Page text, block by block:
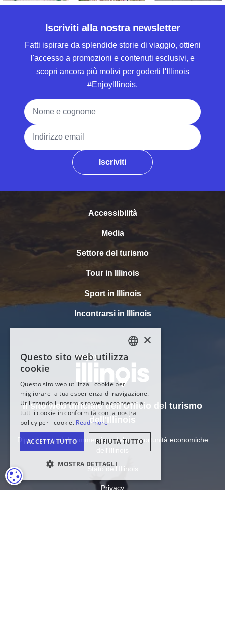
Iscriviti alla nostra newsletter
Fatti ispirare da splendide storie di viaggio, ottieni
l'accesso a promozioni e contenuti esclusivi, e
scopri ancora più motivi per goderti l'Illinois
#EnjoyIllinois.
Nome e cognome
Indirizzo email
Iscriviti
Accessibilità
Media
Settore del turismo
Tour in Illinois
Sport in Illinois
Incontrarsi in Illinois
Il sito web ufficiale dell'Ufficio del turismo
dell'Illinois
Dipartimento del commercio e delle opportunità economiche
dell'Illinois
Stato dell'Illinois
Privacy
IMPOSTAZIONI DEI COOKIE